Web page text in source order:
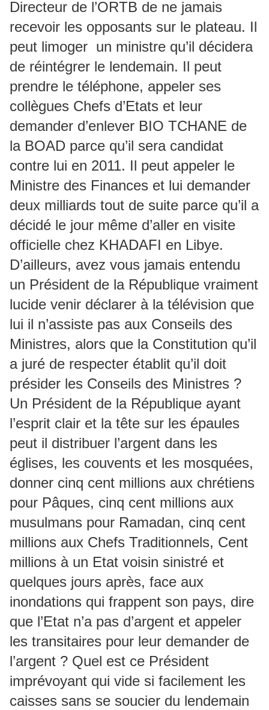
Directeur de l’ORTB de ne jamais
recevoir les opposants sur le plateau. Il
peut limoger un ministre qu’il décidera
de réintégrer le lendemain. Il peut
prendre le téléphone, appeler ses
collègues Chefs d’Etats et leur
demander d’enlever BIO TCHANE de
la BOAD parce qu’il sera candidat
contre lui en 2011. Il peut appeler le
Ministre des Finances et lui demander
deux milliards tout de suite parce qu’il a
décidé le jour même d’aller en visite
officielle chez KHADAFI en Libye.
D’ailleurs, avez vous jamais entendu
un Président de la République vraiment
lucide venir déclarer à la télévision que
lui il n’assiste pas aux Conseils des
Ministres, alors que la Constitution qu’il
a juré de respecter établit qu’il doit
présider les Conseils des Ministres ?
Un Président de la République ayant
l’esprit clair et la tête sur les épaules
peut il distribuer l’argent dans les
églises, les couvents et les mosquées,
donner cinq cent millions aux chrétiens
pour Pâques, cinq cent millions aux
musulmans pour Ramadan, cinq cent
millions aux Chefs Traditionnels, Cent
millions à un Etat voisin sinistré et
quelques jours après, face aux
inondations qui frappent son pays, dire
que l’Etat n’a pas d’argent et appeler
les transitaires pour leur demander de
l’argent ? Quel est ce Président
imprévoyant qui vide si facilement les
caisses sans se soucier du lendemain